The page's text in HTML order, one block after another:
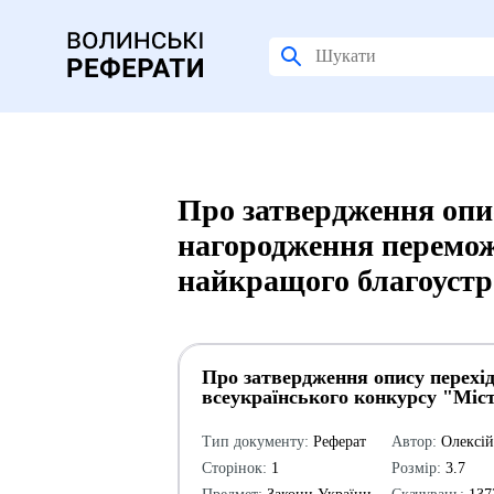
Про затвердження
нагородження
найкращого
Про затвердження опису
всеукраїнського конкурсу
Тип документу: Реферат
Сторінок: 1
Автор: Олексій
Розмір: 3.7